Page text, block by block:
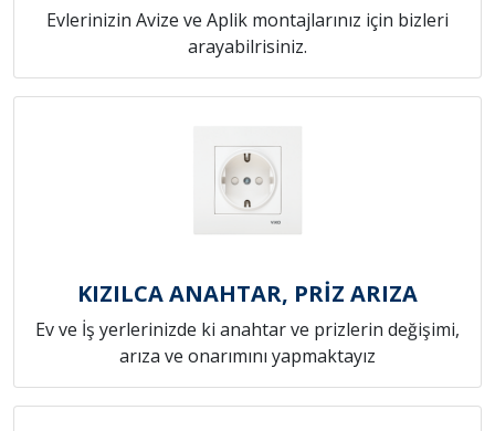
Evlerinizin Avize ve Aplik montajlarınız için bizleri
arayabilrisiniz.
KIZILCA ANAHTAR, PRİZ ARIZA
Ev ve İş yerlerinizde ki anahtar ve prizlerin değişimi,
arıza ve onarımını yapmaktayız